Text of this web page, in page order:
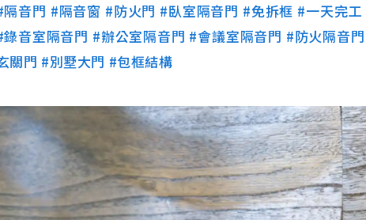
隔音門 #隔音窗 #防火門 #臥室隔音門 #免拆框 #一天完工
錄音室隔音門 #辦公室隔音門 #會議室隔音門 #防火隔音門
關門 #別墅大門 #包框結構